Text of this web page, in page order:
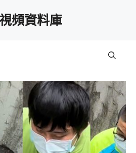
頻資料庫